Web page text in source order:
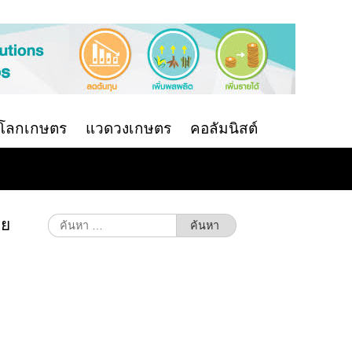
ลกเกษตร แวดวงเกษตร คอลัมนิสต์
ค้นหา
สำหรับ: